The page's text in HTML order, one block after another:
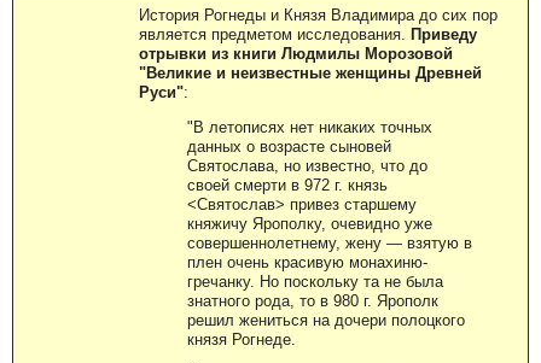
История Рогнеды и Князя Владимира до сих пор
является предметом исследования.
Приведу
отрывки из книги Людмилы Морозовой
"Великие и неизвестные женщины Древней
Руси":
"В летописях нет никаких точных
данных о возрасте сыновей
Святослава, но известно, что до
своей смерти в 972 г. князь
<Святослав> привез старшему
княжичу Ярополку, очевидно уже
совершеннолетнему, жену — взятую в
плен очень красивую монахиню-
гречанку. Но поскольку та не была
знатного рода, то в 980 г. Ярополк
решил жениться на дочери полоцкого
князя Рогнеде.